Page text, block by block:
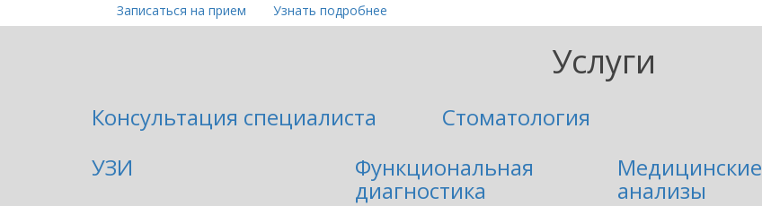
Записаться на прием Узнать подробнее
Услуги
Консультация специалиста Стоматология
УЗИ
Функциональная
диагностика
Медицинские
анализы